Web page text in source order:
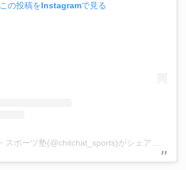
この投稿をInstagramで見る